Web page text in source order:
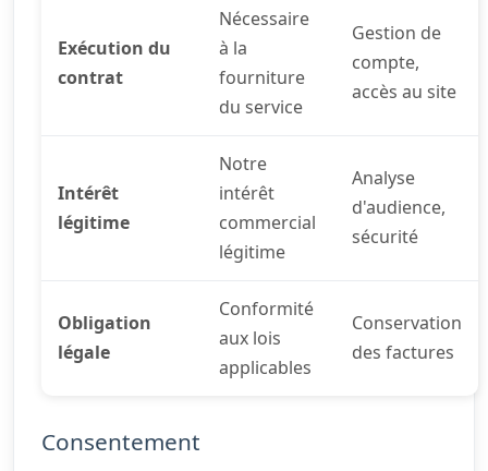
Exécution du
contrat
Nécessaire
à la
fourniture
du service
Gestion de
compte,
accès au site
Intérêt
légitime
Notre
intérêt
commercial
légitime
Analyse
d'audience,
sécurité
Obligation
légale
Conformité
aux lois
applicables
Conservation
des factures
Consentement